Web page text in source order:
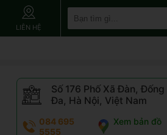
LIÊN HỆ
Số 176 Phố Xã Đàn, Đống
Đa, Hà Nội, Việt Nam
084 695
5555
Xem bản đồ